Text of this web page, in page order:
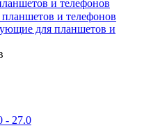
и телефонов
и телефонов
для планшетов и
- 27.0